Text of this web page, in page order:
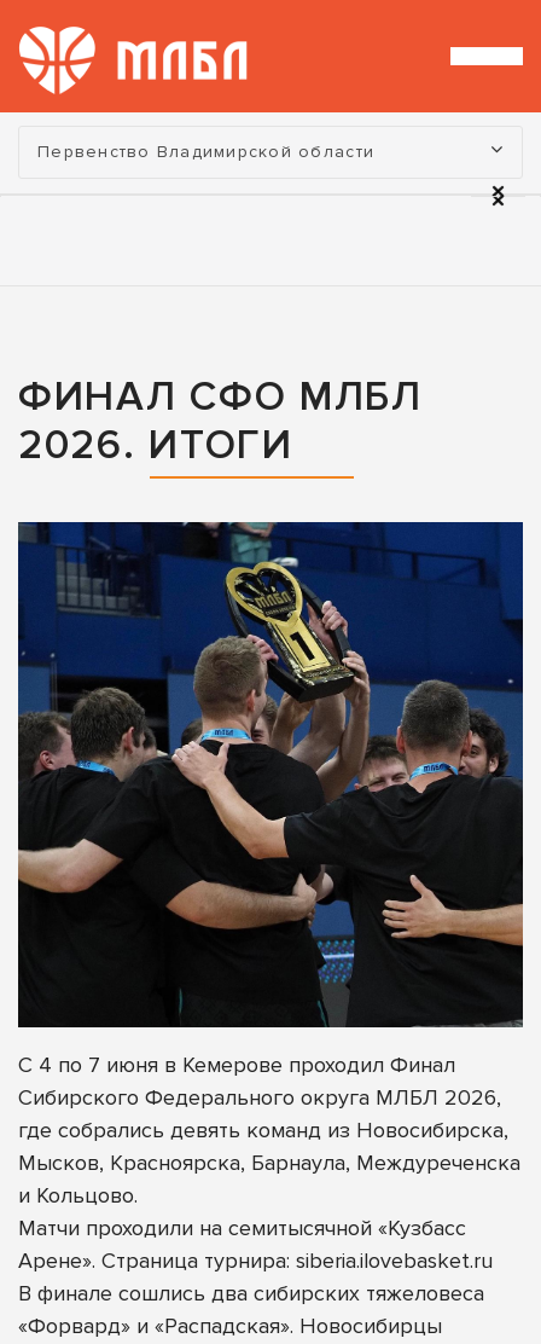
Турнир:
Первенство Владимирской области
ФИНАЛ СФО МЛБЛ
2026. ИТОГИ
С 4 по 7 июня в Кемерове проходил Финал
Сибирского Федерального округа МЛБЛ 2026,
где собрались девять команд из Новосибирска,
Мысков, Красноярска, Барнаула, Междуреченска
и Кольцово.
Матчи проходили на семитысячной «Кузбасс
Арене». Страница турнира: siberia.ilovebasket.ru
В финале сошлись два сибирских тяжеловеса
«Форвард» и «Распадская». Новосибирцы